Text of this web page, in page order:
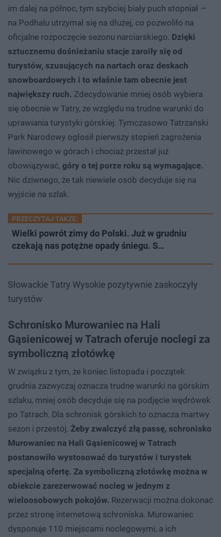
im dalej na północ, tym szybciej biały puch stopniał —
na Podhalu utrzymał się na dłużej, co pozwoliło na
oficjalne rozpoczęcie sezonu narciarskiego. Dzięki
sztucznemu dośnieżaniu stacje zaroiły się od
turystów, szusujących na nartach oraz deskach
snowboardowych i to właśnie tam obecnie jest
największy ruch. Zdecydowanie mniej osób wybiera
się obecnie w Tatry, ze względu na trudne warunki do
uprawiania turystyki górskiej. Tymczasowo Tatrzański
Park Narodowy ogłosił pierwszy stopień zagrożenia
lawinowego w górach i chociaż przestał już
obowiązywać, góry o tej porze roku są wymagające.
Nic dziwnego, że tak niewiele osób decyduje się na
wyjście na szlak.
PRZECZYTAJ TAKŻE:
Wielki powrót zimy do Polski. Już w grudniu
czekają nas potężne opady śniegu. S…
Słowackie Tatry Wysokie pozytywnie zaskoczyły
turystów
Schronisko Murowaniec na Hali
Gąsienicowej w Tatrach oferuje noclegi za
symboliczną złotówkę
W związku z tym, że koniec listopada i początek
grudnia zazwyczaj oznacza trudne warunki na górskim
szlaku, mniej osób decyduje się na podjęcie wędrówek
po Tatrach. Dla schronisk górskich to oznacza martwy
sezon i przestój. Żeby zwalczyć złą passę, schronisko
Murowaniec na Hali Gąsienicowej w Tatrach
postanowiło wystosować do turystów i turystek
specjalną ofertę. Za symboliczną złotówkę można w
obiekcie zarezerwować nocleg w jednym z
wieloosobowych pokojów. Rezerwacji można dokonać
przez stronę internetową schroniska. Murowaniec
dysponuje 110 miejscami noclegowymi, a ich